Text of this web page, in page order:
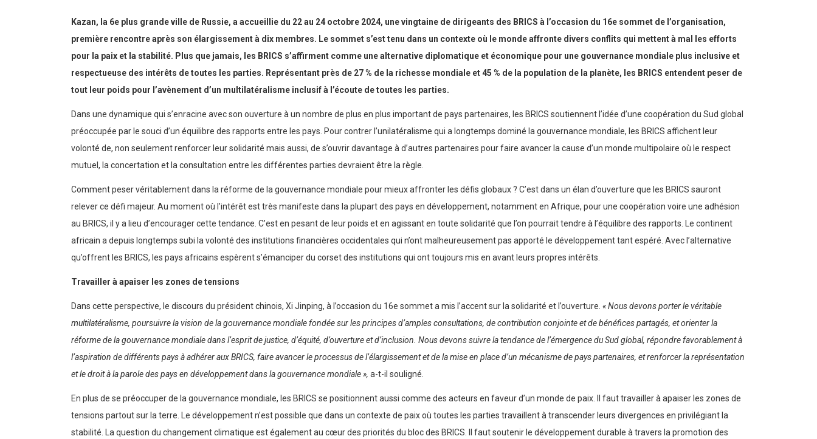
Kazan, la 6e plus grande ville de Russie, a accueillie du 22 au 24 octobre 2024, une vingtaine de dirigeants des BRICS à l’occasion du 16e sommet de l’organisation,
première rencontre après son élargissement à dix membres. Le sommet s’est tenu dans un contexte où le monde affronte divers conflits qui mettent à mal les efforts
pour la paix et la stabilité. Plus que jamais, les BRICS s’affirment comme une alternative diplomatique et économique pour une gouvernance mondiale plus inclusive et
respectueuse des intérêts de toutes les parties. Représentant près de 27 % de la richesse mondiale et 45 % de la population de la planète, les BRICS entendent peser de
tout leur poids pour l’avènement d’un multilatéralisme inclusif à l’écoute de toutes les parties.
Dans une dynamique qui s’enracine avec son ouverture à un nombre de plus en plus important de pays partenaires, les BRICS soutiennent l’idée d’une coopération du Sud global
préoccupée par le souci d’un équilibre des rapports entre les pays. Pour contrer l’unilatéralisme qui a longtemps dominé la gouvernance mondiale, les BRICS affichent leur
volonté de, non seulement renforcer leur solidarité mais aussi, de s’ouvrir davantage à d’autres partenaires pour faire avancer la cause d’un monde multipolaire où le respect
mutuel, la concertation et la consultation entre les différentes parties devraient être la règle.
Comment peser véritablement dans la réforme de la gouvernance mondiale pour mieux affronter les défis globaux ? C’est dans un élan d’ouverture que les BRICS sauront
relever ce défi majeur. Au moment où l’intérêt est très manifeste dans la plupart des pays en développement, notamment en Afrique, pour une coopération voire une adhésion
au BRICS, il y a lieu d’encourager cette tendance. C’est en pesant de leur poids et en agissant en toute solidarité que l’on pourrait tendre à l’équilibre des rapports. Le continent
africain a depuis longtemps subi la volonté des institutions financières occidentales qui n’ont malheureusement pas apporté le développement tant espéré. Avec l’alternative
qu’offrent les BRICS, les pays africains espèrent s’émanciper du corset des institutions qui ont toujours mis en avant leurs propres intérêts.
Travailler à apaiser les zones de tensions
Dans cette perspective, le discours du président chinois, Xi Jinping, à l’occasion du 16e sommet a mis l’accent sur la solidarité et l’ouverture. « Nous devons porter le véritable
multilatéralisme, poursuivre la vision de la gouvernance mondiale fondée sur les principes d’amples consultations, de contribution conjointe et de bénéfices partagés, et orienter la
réforme de la gouvernance mondiale dans l’esprit de justice, d’équité, d’ouverture et d’inclusion. Nous devons suivre la tendance de l’émergence du Sud global, répondre favorablement à
l’aspiration de différents pays à adhérer aux BRICS, faire avancer le processus de l’élargissement et de la mise en place d’un mécanisme de pays partenaires, et renforcer la représentation
et le droit à la parole des pays en développement dans la gouvernance mondiale », a-t-il souligné.
En plus de se préoccuper de la gouvernance mondiale, les BRICS se positionnent aussi comme des acteurs en faveur d’un monde de paix. Il faut travailler à apaiser les zones de
tensions partout sur la terre. Le développement n’est possible que dans un contexte de paix où toutes les parties travaillent à transcender leurs divergences en privilégiant la
stabilité. La question du changement climatique est également au cœur des priorités du bloc des BRICS. Il faut soutenir le développement durable à travers la promotion des